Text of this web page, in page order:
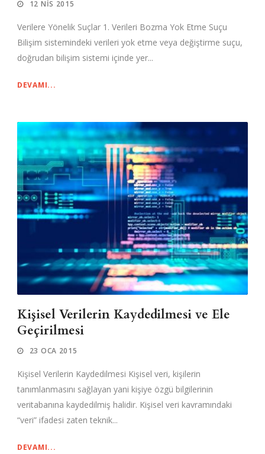
12 NIS 2015
Verilere Yönelik Suçlar 1. Verileri Bozma Yok Etme Suçu
Bilişim sistemindeki verileri yok etme veya değiştirme suçu,
doğrudan bilişim sistemi içinde yer...
DEVAMI...
Kişisel Verilerin Kaydedilmesi ve Ele
Geçirilmesi
23 OCA 2015
Kişisel Verilerin Kaydedilmesi Kişisel veri, kişilerin
tanımlanmasını sağlayan yani kişiye özgü bilgilerinin
veritabanına kaydedilmiş halidir. Kişisel veri kavramındaki
“veri” ifadesi zaten teknik...
DEVAMI...